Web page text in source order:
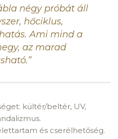
négy próbát áll
hőciklus,
Ami mind a
az marad
kültér/beltér, UV,
és cserélhetőség.